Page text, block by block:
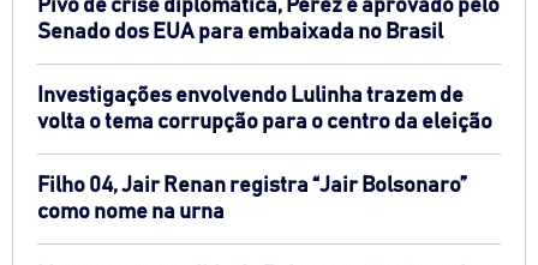
Pivô de crise diplomática, Perez é aprovado pelo
Senado dos EUA para embaixada no Brasil
Investigações envolvendo Lulinha trazem de
volta o tema corrupção para o centro da eleição
Filho 04, Jair Renan registra “Jair Bolsonaro”
como nome na urna